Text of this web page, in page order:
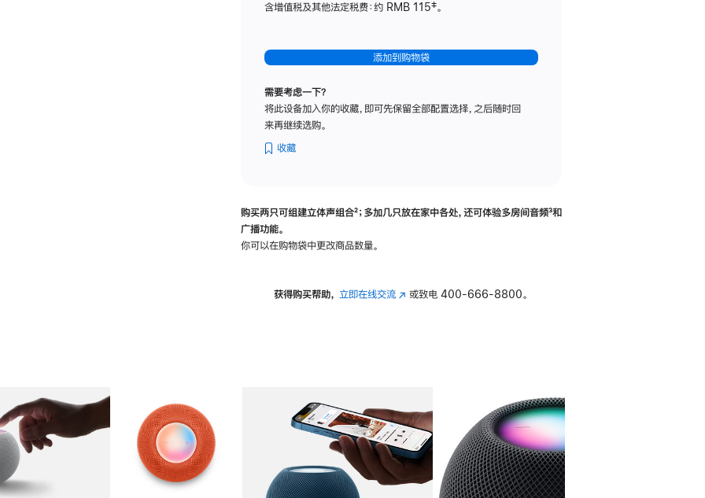
含增值税及其他法定税费：约 RMB 115‡。
添加到购物袋
需要考虑一下？
将此设备加入你的收藏，即可先保留全部配置选择，之后随时回
来再继续选购。
收藏
购买两只可组建立体声组合脚
²；多加几只放在家中各处，还可体验多‍房‍间音频脚
³和
广播功能。
你可以在购物袋中更改商品数量。
获得购买帮助， 立即在线交流(在 或致电 400-666-8800。
图库 图像 图库 图像 图库 图像 4 图库 图像 5